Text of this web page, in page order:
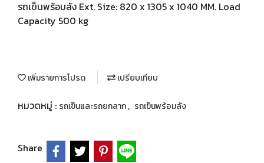
รถเข็นพร้อมลัง Ext. Size: 820 x 1305 x 1040 MM. Load
Capacity 500 kg
เพิ่มรายการโปรด เปรียบเทียบ
หมวดหมู่ : รถเข็นและรถยกลาก, รถเข็นพร้อมลัง
Share